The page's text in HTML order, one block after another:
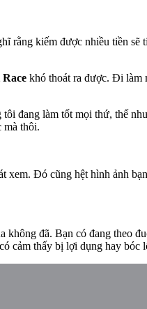
rằng kiếm được nhiều tiền
khó thoát ra được. Đi làm
đang làm tốt mọi thứ, thế
mà thôi.
Đó cũng hệt hình ảnh
không đã. Bạn có đang
cảm thấy bị lợi dụng hay bóc